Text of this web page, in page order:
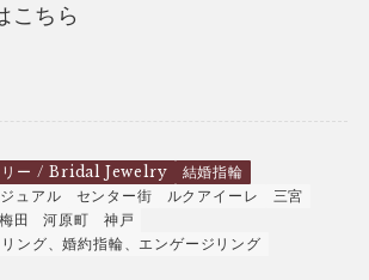
こちら
リー / Bridal Jewelry
結婚指輪
ュアル センター街 ルクアイーレ
三宮
梅田 河原町
神戸
ング、婚約指輪、エンゲージリング